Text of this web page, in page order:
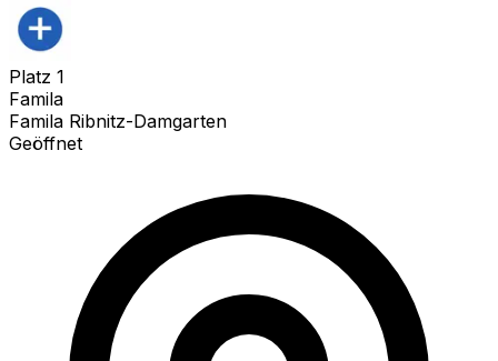
Platz 1
Famila
Famila Ribnitz-Damgarten
Geöffnet